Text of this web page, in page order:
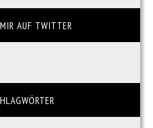
AUF TWITTER